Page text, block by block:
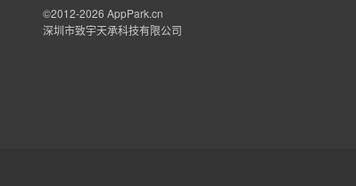
©2012-2026 AppPark.cn
深圳市致宇天承科技有限公司